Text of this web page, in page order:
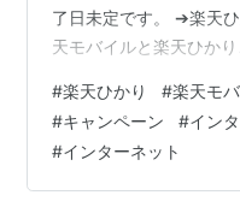
了日未定です。 ➔楽天
天モバイルと楽天ひか
ログラム」の適用を受
おうちプログラム」 も
1,000ポイントもらえる
割引適用なしの場合、
#楽天ひかり #楽天モ
#キャンペーン #イン
#インターネット